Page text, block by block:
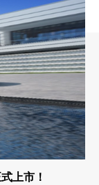
上市！